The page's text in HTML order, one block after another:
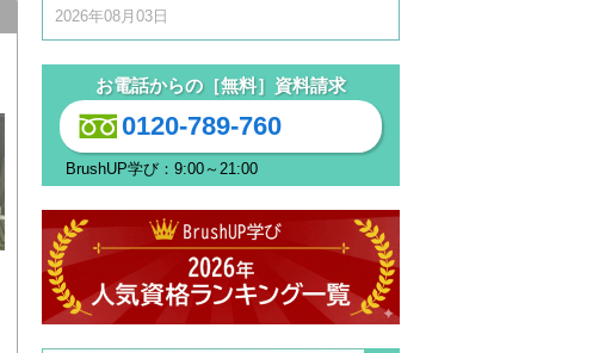
2026年08月03日
お電話からの［無料］資料請求
0120-789-760
BrushUP学び：9:00～21:00